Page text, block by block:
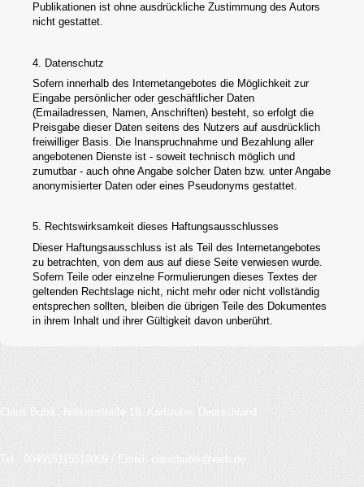
Publikationen ist ohne ausdrückliche Zustimmung des Autors
nicht gestattet.
4. Datenschutz
Sofern innerhalb des Internetangebotes die Möglichkeit zur
Eingabe persönlicher oder geschäftlicher Daten
(Emailadressen, Namen, Anschriften) besteht, so erfolgt die
Preisgabe dieser Daten seitens des Nutzers auf ausdrücklich
freiwilliger Basis. Die Inanspruchnahme und Bezahlung aller
angebotenen Dienste ist - soweit technisch möglich und
zumutbar - auch ohne Angabe solcher Daten bzw. unter Angabe
anonymisierter Daten oder eines Pseudonyms gestattet.
5. Rechtswirksamkeit dieses Haftungsausschlusses
Dieser Haftungsausschluss ist als Teil des Internetangebotes
zu betrachten, von dem aus auf diese Seite verwiesen wurde.
Sofern Teile oder einzelne Formulierungen dieses Textes der
geltenden Rechtslage nicht, nicht mehr oder nicht vollständig
entsprechen sollten, bleiben die übrigen Teile des Dokumentes
in ihrem Inhalt und ihrer Gültigkeit davon unberührt.
Claus Bubik, Nelkenstraße 19, Karlsruhe, Deutschland
Tel.: 004915115518009 / Email: clausbubik@web.de